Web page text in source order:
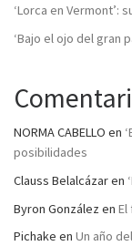
‘Lorca en Vermont’:
‘Bajo el ojo del gran
NORMA CABELLO en
posibilidades
Clauss Belalcázaren
Byron González en El
Pichake en Un año